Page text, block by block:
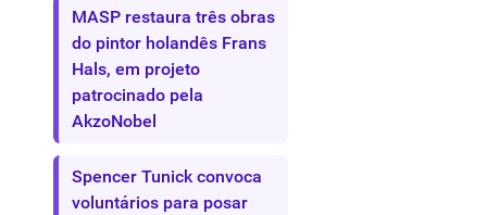
MASP restaura três obras
do pintor holandês Frans
Hals, em projeto
patrocinado pela
AkzoNobel
Spencer Tunick convoca
voluntários para posar